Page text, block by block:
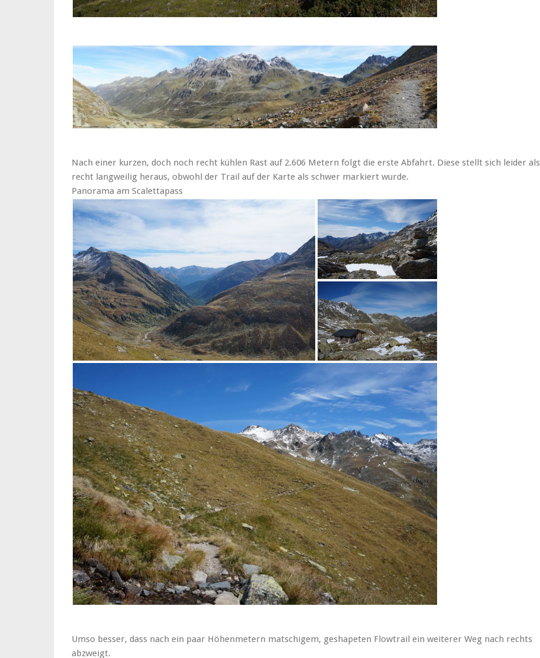
Nach einer kurzen, doch noch recht kühlen Rast auf 2.606 Metern folgt die erste Abfahrt. Diese stellt sich leider als
recht langweilig heraus, obwohl der Trail auf der Karte als schwer markiert wurde.
Panorama am Scalettapass
Umso besser, dass nach ein paar Höhenmetern matschigem, geshapeten Flowtrail ein weiterer Weg nach rechts
abzweigt.